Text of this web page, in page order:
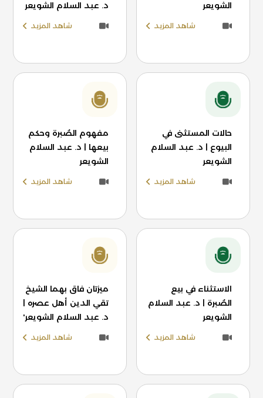
الشويعر
شاهد المزيد
د. عبد السلام الشويعر
شاهد المزيد
حالات المستثنى في
البيوع | د. عبد السلام
الشويعر
شاهد المزيد
مفهوم الصُبرة وحكم
بيعها | د. عبد السلام
الشويعر
شاهد المزيد
الاستثناء في بيع
الصُبرة | د. عبد السلام
الشويعر
شاهد المزيد
ميزتان فاق بهما الشيخ
تقي الدين أهل عصره |
د. عبد السلام الشويعر'
شاهد المزيد